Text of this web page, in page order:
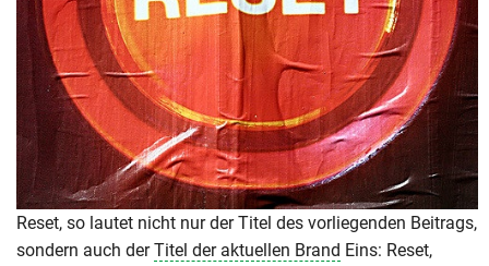
Reset, so lautet nicht nur der Titel des vorliegenden Beitrags,
sondern auch derTitel der aktuellen Brand Eins: Reset,